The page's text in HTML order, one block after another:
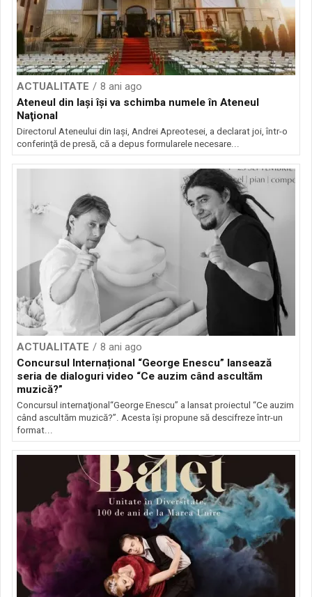
ACTUALITATE
8 ani ago
Ateneul din Iaşi îşi va schimba numele în Ateneul
Naţional
Directorul Ateneului din Iaşi, Andrei Apreotesei, a declarat joi, într-o
conferinţă de presă, că a depus formularele necesare...
ACTUALITATE
8 ani ago
Concursul Internațional “George Enescu” lansează
seria de dialoguri video “Ce auzim când ascultăm
muzică?”
Concursul internaţional“George Enescu” a lansat proiectul “Ce auzim
când ascultăm muzică?”. Acesta îşi propune să descifreze într-un
format...